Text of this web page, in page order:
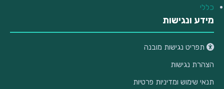
כללי
מידע ונגישות
תפריט נגישות מובנה
הצהרת נגישות
תנאי שימוש ומדיניות פרטיות